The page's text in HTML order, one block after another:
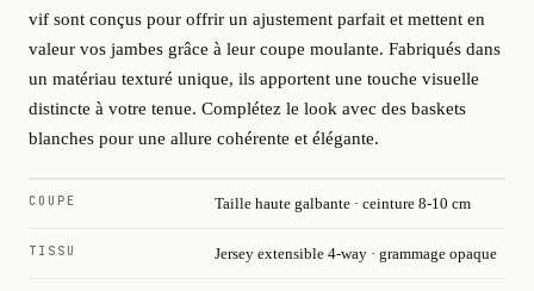
vif sont conçus pour offrir un ajustement parfait et mettent en
valeur vos jambes grâce à leur coupe moulante. Fabriqués dans
un matériau texturé unique, ils apportent une touche visuelle
distincte à votre tenue. Complétez le look avec des baskets
blanches pour une allure cohérente et élégante.
COUPE Taille haute galbante · ceinture 8-10 cm
TISSU Jersey extensible 4-way · grammage opaque